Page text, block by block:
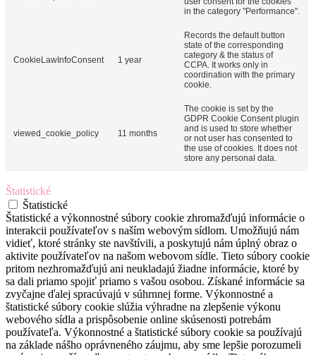
in the category "Performance".
CookieLawInfoConsent 1 year
Records the default button
state of the corresponding
category & the status of
CCPA. It works only in
coordination with the primary
cookie.
viewed_cookie_policy 11 months
The cookie is set by the
GDPR Cookie Consent plugin
and is used to store whether
or not user has consented to
the use of cookies. It does not
store any personal data.
Štatistické
Štatistické
Štatistické a výkonnostné súbory cookie zhromažďujú informácie o
interakcii používateľov s naším webovým sídlom. Umožňujú nám
vidieť, ktoré stránky ste navštívili, a poskytujú nám úplný obraz o
aktivite používateľov na našom webovom sídle. Tieto súbory cookie
pritom nezhromažďujú ani neukladajú žiadne informácie, ktoré by
sa dali priamo spojiť priamo s vašou osobou. Získané informácie sa
zvyčajne ďalej spracúvajú v súhrnnej forme. Výkonnostné a
štatistické súbory cookie slúžia výhradne na zlepšenie výkonu
webového sídla a prispôsobenie online skúsenosti potrebám
používateľa. Výkonnostné a štatistické súbory cookie sa používajú
na základe nášho oprávneného záujmu, aby sme lepšie porozumeli